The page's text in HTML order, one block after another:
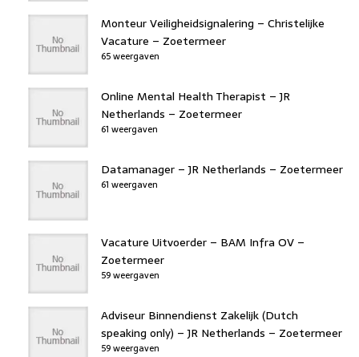
Monteur Veiligheidsignalering – Christelijke
Vacature – Zoetermeer
65 weergaven
Online Mental Health Therapist – JR
Netherlands – Zoetermeer
61 weergaven
Datamanager – JR Netherlands – Zoetermeer
61 weergaven
Vacature Uitvoerder – BAM Infra OV –
Zoetermeer
59 weergaven
Adviseur Binnendienst Zakelijk (Dutch
speaking only) – JR Netherlands – Zoetermeer
59 weergaven